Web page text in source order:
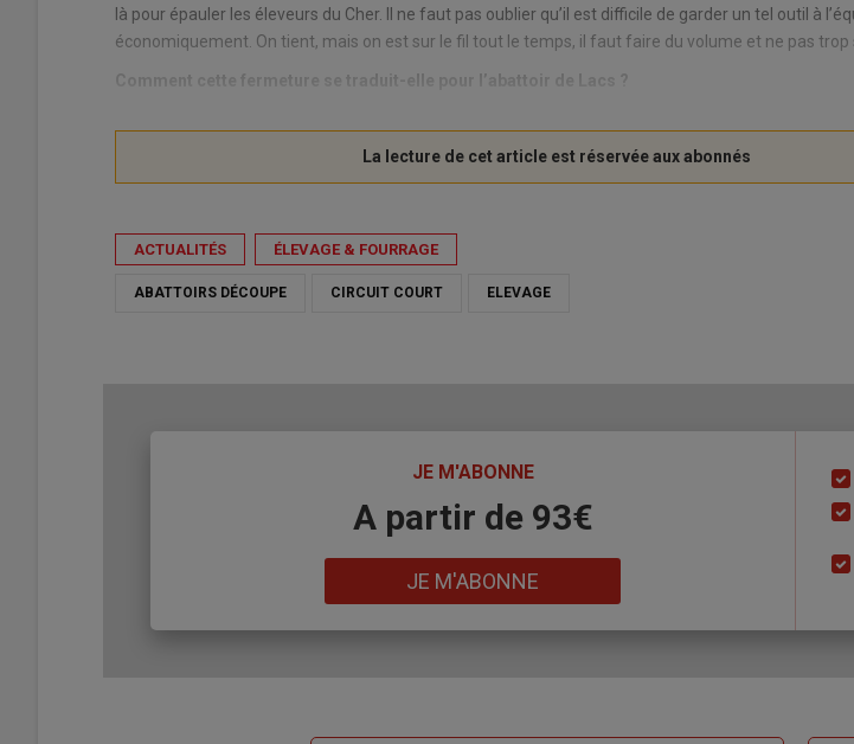
là pour épauler les éleveurs du Cher. Il ne faut pas oublier qu’il est difficile de garder un tel outil à
économiquement. On tient, mais on est sur le fil tout le temps, il faut faire du volume et ne pas trop
Comment cette fermeture se traduit-elle pour l’abattoir de Lacs ?
ACTUALITÉS ÉLEVAGE & FOURRAGE
ABATTOIRS DÉCOUPE CIRCUIT COURT ELEVAGE
JE M'ABONNE
A partir de 93€
JE M'ABONNE
à